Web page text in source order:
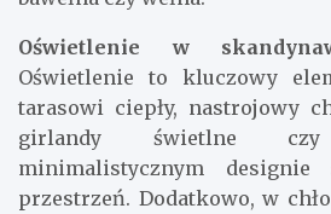
Oświetlenie w
Oświetlenie to kluczowy
tarasowi ciepły, nastrojowy
girlandy świetlne
minimalistycznym designie
przestrzeń. Dodatkowo, w